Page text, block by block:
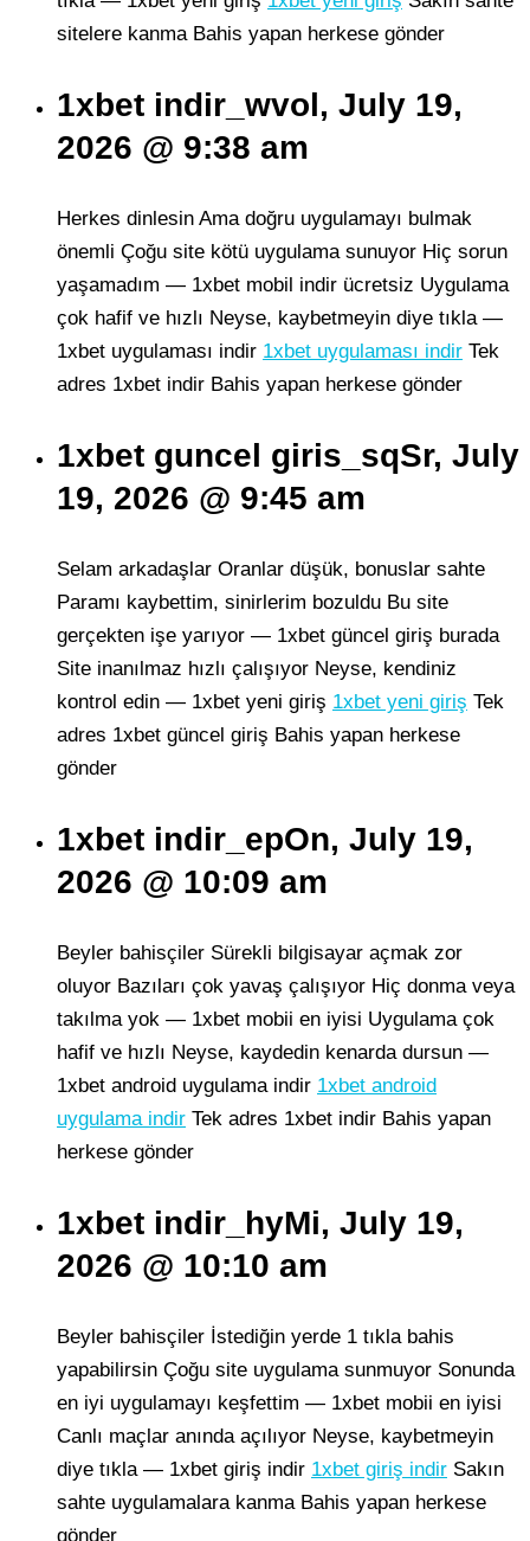
sitelere kanma Bahis yapan herkese gönder
1xbet indir_wvol, July 19,
2026 @ 9:38 am
Herkes dinlesin Ama doğru uygulamayı bulmak
önemli Çoğu site kötü uygulama sunuyor Hiç sorun
yaşamadım — 1xbet mobil indir ücretsiz Uygulama
çok hafif ve hızlı Neyse, kaybetmeyin diye tıkla —
1xbet uygulaması indir 1xbet uygulaması indir Tek
adres 1xbet indir Bahis yapan herkese gönder
1xbet guncel giris_sqSr, July
19, 2026 @ 9:45 am
Selam arkadaşlar Oranlar düşük, bonuslar sahte
Paramı kaybettim, sinirlerim bozuldu Bu site
gerçekten işe yarıyor — 1xbet güncel giriş burada
Site inanılmaz hızlı çalışıyor Neyse, kendiniz
kontrol edin — 1xbet yeni giriş 1xbet yeni giriş Tek
adres 1xbet güncel giriş Bahis yapan herkese
gönder
1xbet indir_epOn, July 19,
2026 @ 10:09 am
Beyler bahisçiler Sürekli bilgisayar açmak zor
oluyor Bazıları çok yavaş çalışıyor Hiç donma veya
takılma yok — 1xbet mobii en iyisi Uygulama çok
hafif ve hızlı Neyse, kaydedin kenarda dursun —
1xbet android uygulama indir 1xbet android
uygulama indir Tek adres 1xbet indir Bahis yapan
herkese gönder
1xbet indir_hyMi, July 19,
2026 @ 10:10 am
Beyler bahisçiler İstediğin yerde 1 tıkla bahis
yapabilirsin Çoğu site uygulama sunmuyor Sonunda
en iyi uygulamayı keşfettim — 1xbet mobii en iyisi
Canlı maçlar anında açılıyor Neyse, kaybetmeyin
diye tıkla — 1xbet giriş indir 1xbet giriş indir Sakın
sahte uygulamalara kanma Bahis yapan herkese
gönder